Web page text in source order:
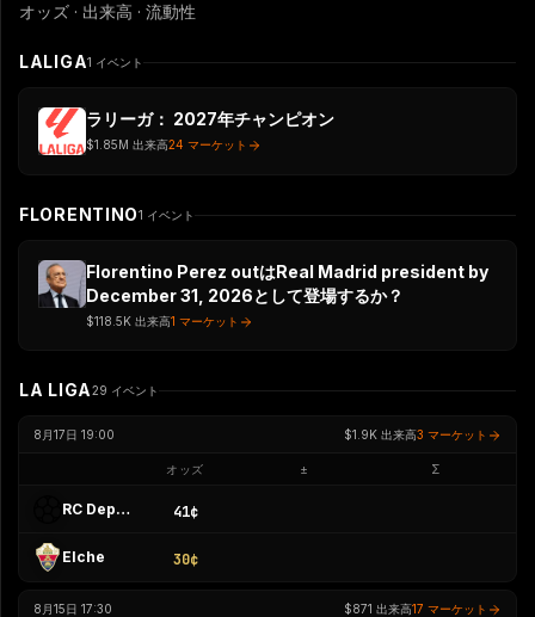
オッズ · 出来高 · 流動性
LALIGA1 イベント
ラリーガ： 2027年チャンピオン
$1.85M 出来高24 マーケット
FLORENTINO1 イベント
Florentino Perez outはReal Madrid president by
December 31, 2026として登場するか？
$118.5K 出来高1 マーケット
LA LIGA29 イベント
8月17日 19:00 $1.9K 出来高3 マーケット
オッズ ± Σ
RC Deportivo A Coruña 41¢
Elche 30¢
8月15日 17:30 $871 出来高17 マーケット